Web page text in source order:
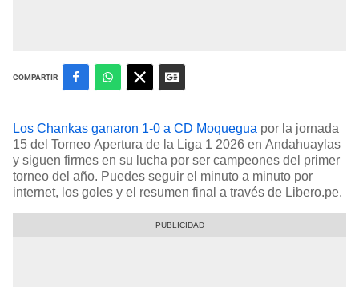
COMPARTIR
Los Chankas ganaron 1-0 a CD Moquegua por la jornada
15 del Torneo Apertura de la Liga 1 2026 en Andahuaylas
y siguen firmes en su lucha por ser campeones del primer
torneo del año. Puedes seguir el minuto a minuto por
internet, los goles y el resumen final a través de Libero.pe.